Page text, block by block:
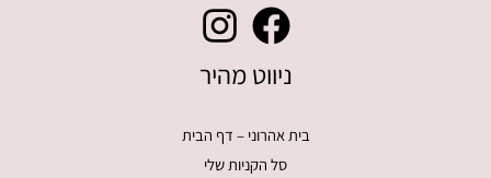
ניווט מהיר
בית אהרוני – דף הבית
סל הקניות שלי